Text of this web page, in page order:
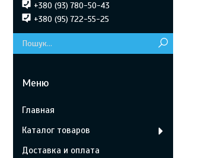
+380 (93) 780-50-43
+380 (95) 722-55-25
Главная
Каталог товаров
Доставка и оплата